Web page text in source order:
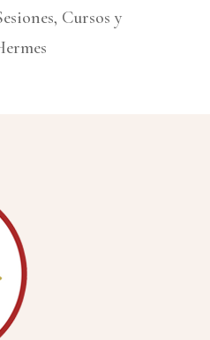
Cursos y